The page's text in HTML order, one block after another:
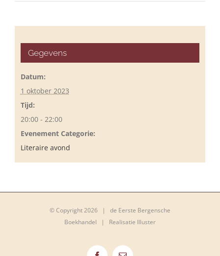
Gegevens
Datum:
1 oktober 2023
Tijd:
20:00 - 22:00
Evenement Categorie:
Literaire avond
© Copyright2026 | de Eerste Bergensche
Boekhandel | Realisatie Illuster